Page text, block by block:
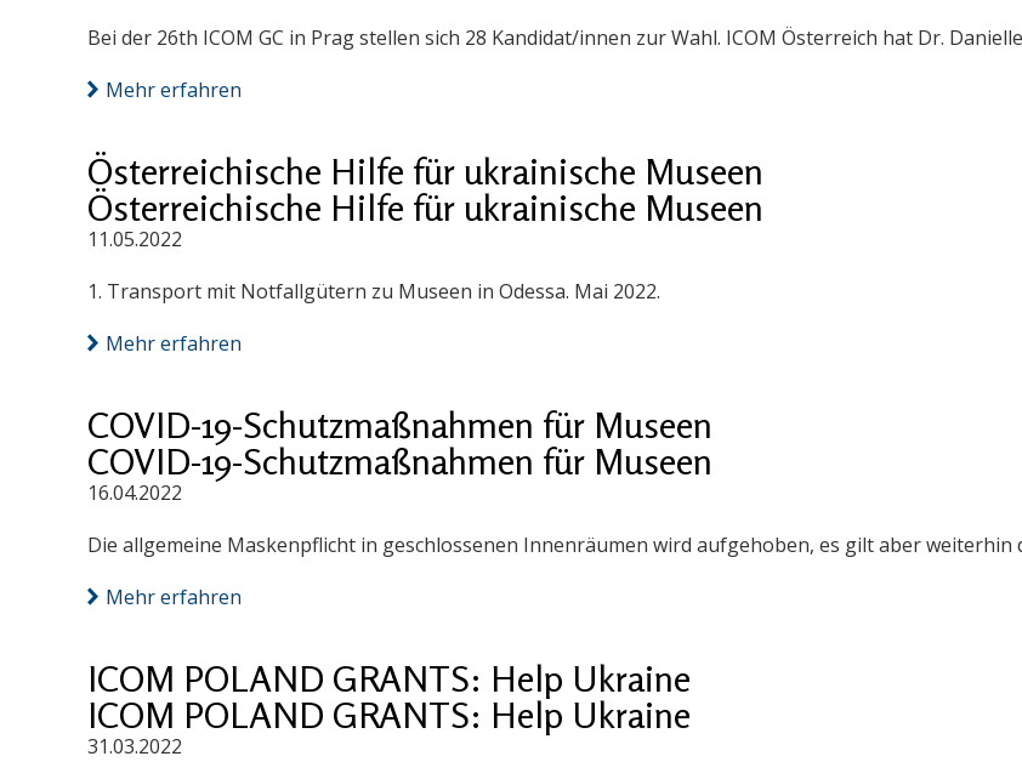
Bei der 26th ICOM GC in Prag stellen sich 28 Kandidat/innen zur Wahl. ICOM Österreich hat Dr.
Mehr erfahren
Österreichische Hilfe für ukrainische Museen
Österreichische Hilfe für ukrainische Museen
11.05.2022
1. Transport mit Notfallgütern zu Museen in Odessa. Mai 2022.
Mehr erfahren
COVID-19-Schutzmaßnahmen für Museen
COVID-19-Schutzmaßnahmen für Museen
16.04.2022
Die allgemeine Maskenpflicht in geschlossenen Innenräumen wird aufgehoben, es gilt aber weiterhin
Mehr erfahren
ICOM POLAND GRANTS: Help Ukraine
ICOM POLAND GRANTS: Help Ukraine
31.03.2022